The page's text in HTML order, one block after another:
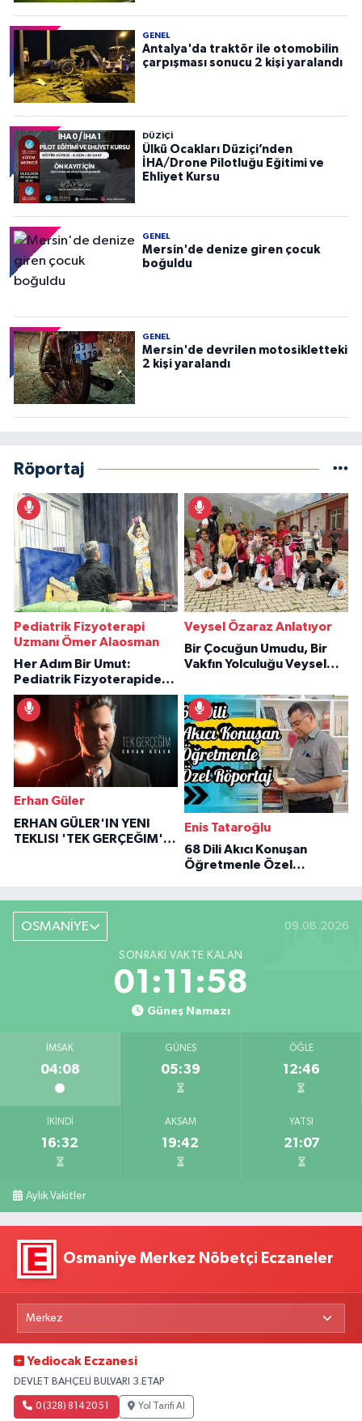
GENEL
Antalya'da traktör ile otomobilin
çarpışması sonucu 2 kişi yaralandı
DÜZIÇI
Ülkü Ocakları Düziçi’nden
İHA/Drone Pilotluğu Eğitimi ve
Ehliyet Kursu
GENEL
Mersin'de denize giren çocuk
boğuldu
GENEL
Mersin'de devrilen motosikletteki
2 kişi yaralandı
Röportaj
Pediatrik Fizyoterapi
Uzmanı Ömer Alaosman
Her Adım Bir Umut:
Pediatrik Fizyoterapiden
İlham Veren Hikâyeler
Veysel Özaraz Anlatıyor
Bir Çocuğun Umudu, Bir
Vakfın Yolculuğu Veysel
Erhan Güler
ERHAN GÜLER'IN YENI
TEKLISI 'TEK GERÇEĞIM'LE
Enis Tataroğlu
68 Dili Akıcı Konuşan
Öğretmenle Özel
OSMANİYE 09.08.2026
SONRAKI VAKTE KALAN
01:11:57
Güneş Namazı
İMSAK
04:08
GÜNEŞ
05:39
ÖĞLE
12:46
İKINDI
16:32
AKŞAM
19:42
YATSI
21:07
Aylık Vakitler
Osmaniye Merkez Nöbetçi Eczaneler
Yediocak Eczanesi
DEVLET BAHÇELİ BULVARI 3.ETAP
0 (328) 814 20 51 Yol Tarifi Al